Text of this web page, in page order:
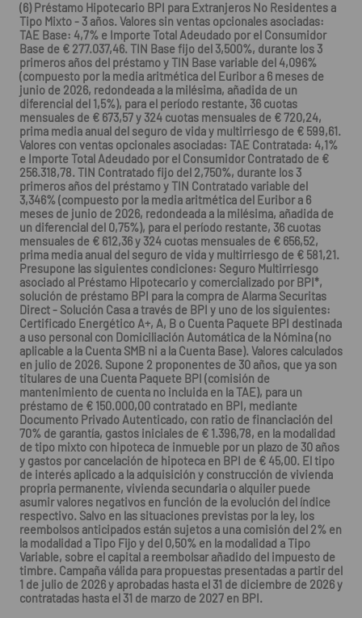
(6) Préstamo Hipotecario BPI para Extranjeros No Residentes a
Tipo Mixto - 3 años. Valores sin ventas opcionales asociadas:
TAE Base: 4,7% e Importe Total Adeudado por el Consumidor
Base de € 277.037,46. TIN Base fijo del 3,500%, durante los 3
primeros años del préstamo y TIN Base variable del 4,096%
(compuesto por la media aritmética del Euribor a 6 meses de
junio de 2026, redondeada a la milésima, añadida de un
diferencial del 1,5%), para el período restante, 36 cuotas
mensuales de € 673,57 y 324 cuotas mensuales de € 720,24,
prima media anual del seguro de vida y multirriesgo de € 599,61.
Valores con ventas opcionales asociadas: TAE Contratada: 4,1%
e Importe Total Adeudado por el Consumidor Contratado de €
256.318,78. TIN Contratado fijo del 2,750%, durante los 3
primeros años del préstamo y TIN Contratado variable del
3,346% (compuesto por la media aritmética del Euribor a 6
meses de junio de 2026, redondeada a la milésima, añadida de
un diferencial del 0,75%), para el período restante, 36 cuotas
mensuales de € 612,36 y 324 cuotas mensuales de € 656,52,
prima media anual del seguro de vida y multirriesgo de € 581,21.
Presupone las siguientes condiciones: Seguro Multirriesgo
asociado al Préstamo Hipotecario y comercializado por BPI*,
solución de préstamo BPI para la compra de Alarma Securitas
Direct - Solución Casa a través de BPI y uno de los siguientes:
Certificado Energético A+, A, B o Cuenta Paquete BPI destinada
a uso personal con Domiciliación Automática de la Nómina (no
aplicable a la Cuenta SMB ni a la Cuenta Base). Valores calculados
en julio de 2026. Supone 2 proponentes de 30 años, que ya son
titulares de una Cuenta Paquete BPI (comisión de
mantenimiento de cuenta no incluida en la TAE), para un
préstamo de € 150.000,00 contratado en BPI, mediante
Documento Privado Autenticado, con ratio de financiación del
70% de garantía, gastos iniciales de € 1.396,78, en la modalidad
de tipo mixto con hipoteca de inmueble por un plazo de 30 años
y gastos por cancelación de hipoteca en BPI de € 45,00. El tipo
de interés aplicado a la adquisición y construcción de vivienda
propria permanente, vivienda secundaria o alquiler puede
asumir valores negativos en función de la evolución del índice
respectivo. Salvo en las situaciones previstas por la ley, los
reembolsos anticipados están sujetos a una comisión del 2% en
la modalidad a Tipo Fijo y del 0,50% en la modalidad a Tipo
Variable, sobre el capital a reembolsar añadido del impuesto de
timbre. Campaña válida para propuestas presentadas a partir del
1 de julio de 2026 y aprobadas hasta el 31 de diciembre de 2026 y
contratadas hasta el 31 de marzo de 2027 en BPI.